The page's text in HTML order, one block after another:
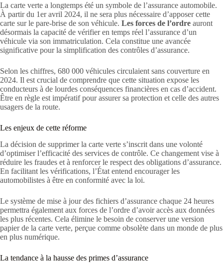
La carte verte a longtemps été un symbole de l’assurance automobile.
À partir du 1er avril 2024, il ne sera plus nécessaire d’apposer cette
carte sur le pare-brise de son véhicule. Les forces de l’ordre auront
désormais la capacité de vérifier en temps réel l’assurance d’un
véhicule via son immatriculation. Cela constitue une avancée
significative pour la simplification des contrôles d’assurance.
Selon les chiffres, 680 000 véhicules circulaient sans couverture en
2024. Il est crucial de comprendre que cette situation expose les
conducteurs à de lourdes conséquences financières en cas d’accident.
Être en règle est impératif pour assurer sa protection et celle des autres
usagers de la route.
Les enjeux de cette réforme
La décision de supprimer la carte verte s’inscrit dans une volonté
d’optimiser l’efficacité des services de contrôle. Ce changement vise à
réduire les fraudes et à renforcer le respect des obligations d’assurance.
En facilitant les vérifications, l’État entend encourager les
automobilistes à être en conformité avec la loi.
Le système de mise à jour des fichiers d’assurance chaque 24 heures
permettra également aux forces de l’ordre d’avoir accès aux données
les plus récentes. Cela élimine le besoin de conserver une version
papier de la carte verte, perçue comme obsolète dans un monde de plus
en plus numérique.
La tendance à la hausse des primes d’assurance